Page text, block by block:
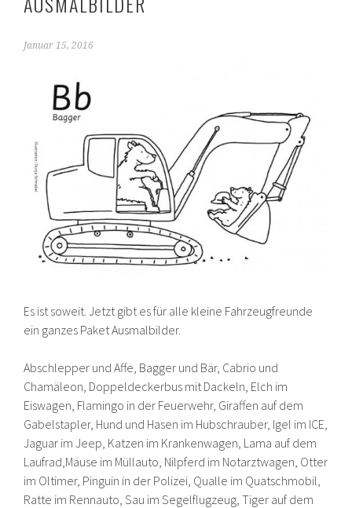
Januar 15, 2016
Es ist soweit. Jetzt gibt es für alle kleine Fahrzeugfreunde
ein ganzes Paket Ausmalbilder.
Abschlepper und Affe, Bagger und Bär, Cabrio und
Chamäleon, Doppeldeckerbus mit Dackeln, Elch im
Eiswagen, Flamingo in der Feuerwehr, Giraffen auf dem
Gabelstapler, Hund und Hasen im Hubschrauber, Igel im ICE,
Jaguar im Jeep, Katzen im Krankenwagen, Lama auf dem
Laufrad,Mäuse im Müllauto, Nilpferd im Notarztwagen, Otter
im Oltimer, Pinguin in der Polizei, Qualle im Quatschmobil,
Ratte im Rennauto, Sau im Segelflugzeug, Tiger auf dem